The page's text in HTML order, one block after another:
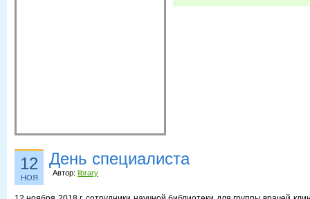
12
НОЯ
День специалиста
Автор: library